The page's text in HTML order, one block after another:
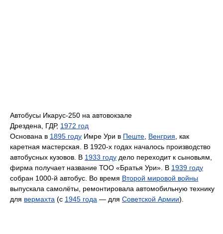
Автобусы Икарус-250 на автовокзале
Дрездена, ГДР, 1972 год
Основана в 1895 году Имре Ури в Пеште Венгрия , как
каретная мастерская. В 1920-х годах началось производство
автобусных кузовов. В 1933 году дело переходит к сыновьям,
фирма получает название ТОО «Братья Ури». В 1939 году
собран 1000-й автобус. Во время Второй мировой войны
выпускала самолёты, ремонтировала автомобильную технику
для вермахта (с 1945 года — для Советской Армии).